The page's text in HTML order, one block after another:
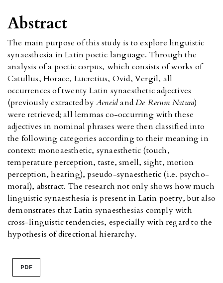
Abstract
The main purpose of this study is to explore linguistic
synaesthesia in Latin poetic language. Through the
analysis of a poetic corpus, which consists of works of
Catullus, Horace, Lucretius, Ovid, Vergil, all
occurrences of twenty Latin synaesthetic adjectives
(previously extracted byAeneidandDe Rerum Natura)
were retrieved; all lemmas co-occurring with these
adjectives in nominal phrases were then classified into
the following categories according to their meaning in
context: monoaesthetic, synaesthetic (touch,
temperature perception, taste, smell, sight, motion
perception, hearing), pseudo-synaesthetic (i.e. psycho-
moral), abstract. The research not only shows how much
linguistic synaesthesia is present in Latin poetry, but also
demonstrates that Latin synaesthesias comply with
cross-linguistic tendencies, especially with regard to the
hypothesis of directional hierarchy.
PDF